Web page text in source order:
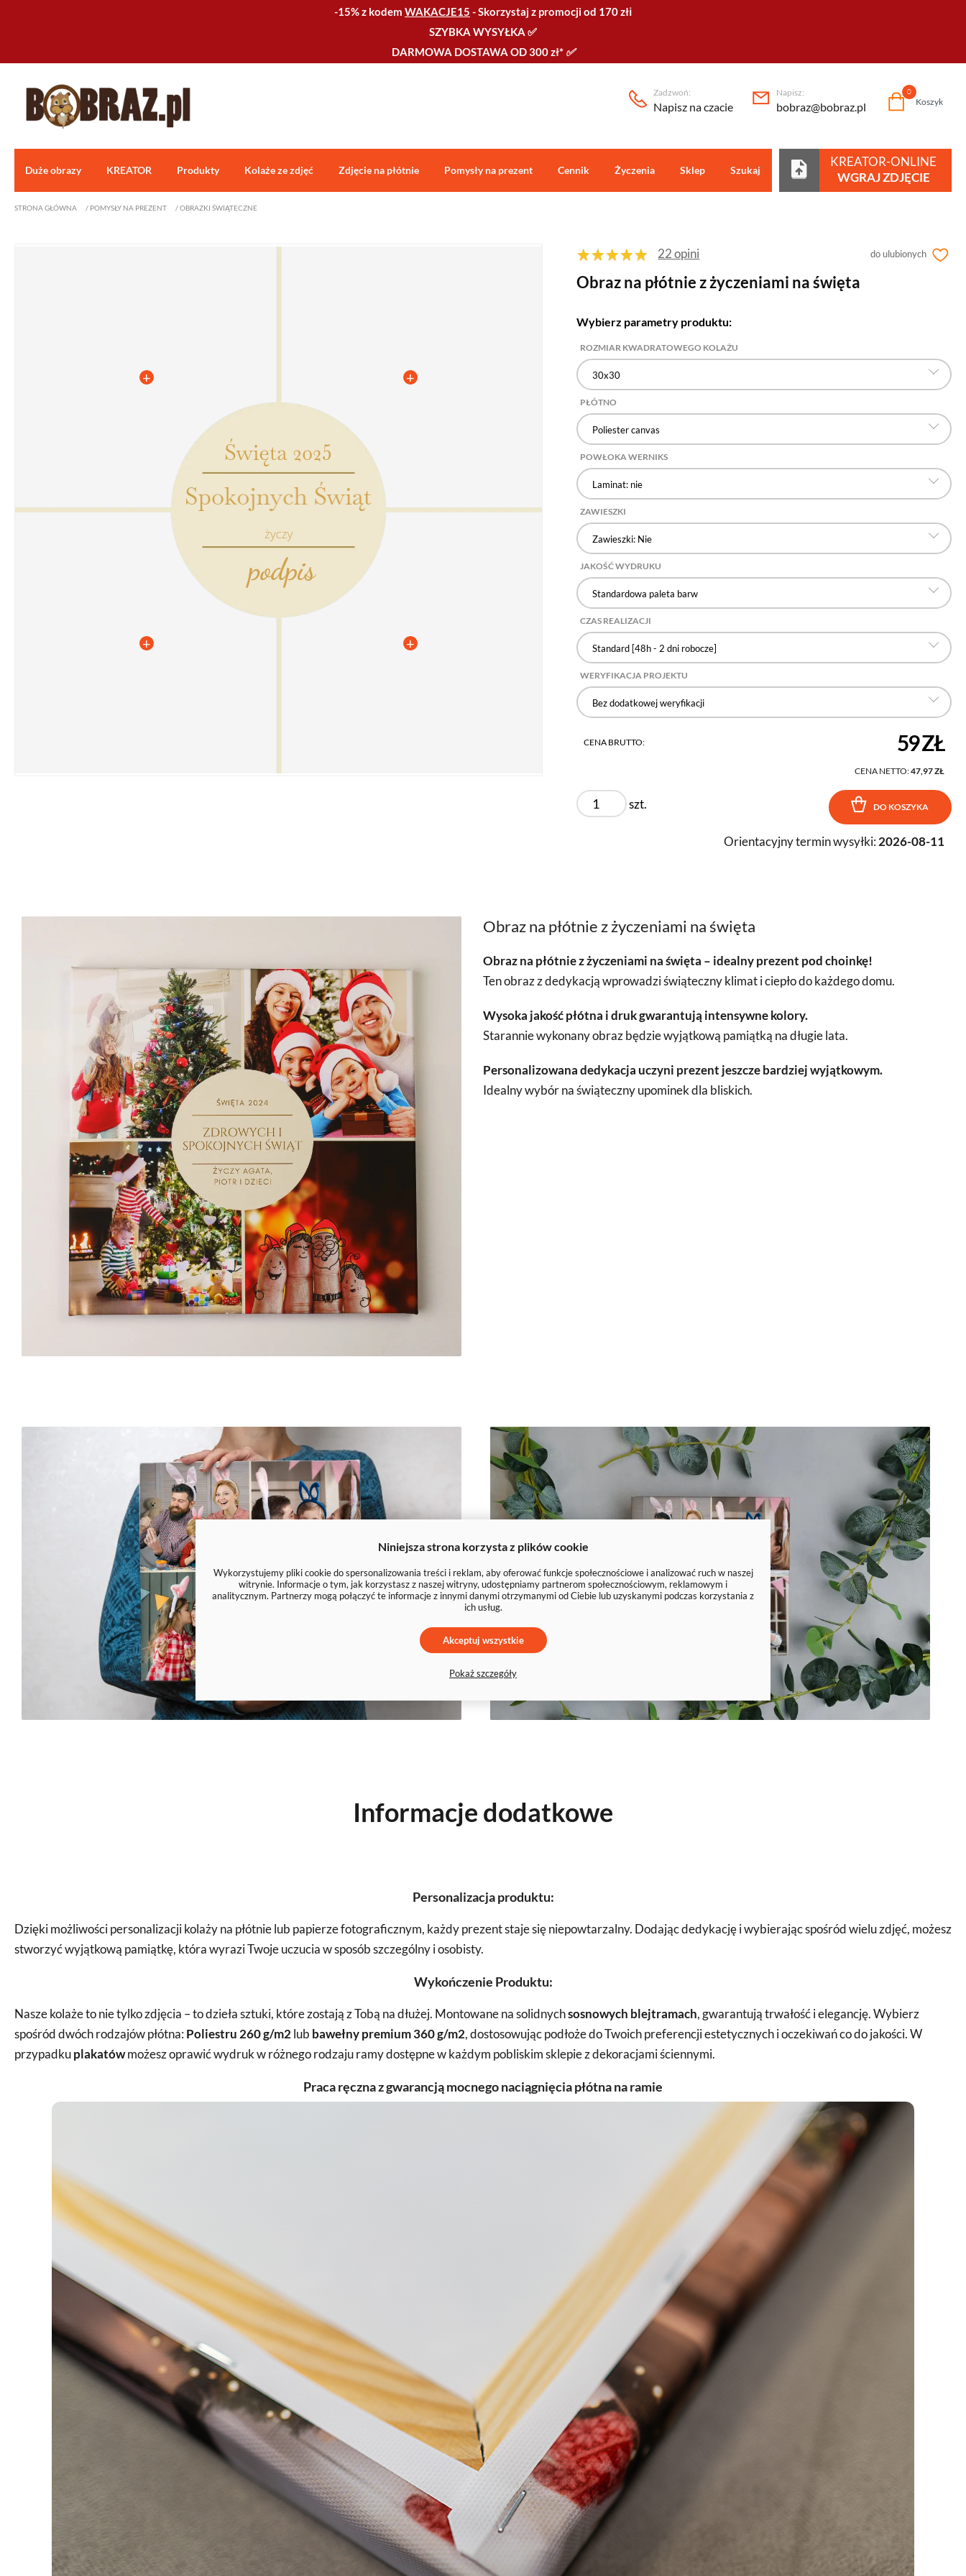
-15% z kodem WAKACJE15 -Skorzystaj z promocji od 170 złℹ️
SZYBKA WYSYŁKA ✅
DARMOWA DOSTAWA OD 300 zł* ✅
Zadzwoń:
Napisz na czacie
Napisz:
bobraz@bobraz.pl Koszyk
0
Duże obrazy KREATOR Produkty Kolaże ze zdjęć Zdjęcie na płótnie Pomysły na prezent Cennik Życzenia Sklep Szukaj Centrum pomocy
KREATOR-ONLINE
WGRAJ ZDJĘCIE
STRONA GŁÓWNA / POMYSŁY NA PREZENT /OBRAZKI ŚWIĄTECZNE
do ulubionych
22 opini
Obraz na płótnie z życzeniami na święta
Wybierz parametry produktu:
ROZMIAR KWADRATOWEGO KOLAŻU
30x30
PŁÓTNO
Poliester canvas
POWŁOKA WERNIKS
Laminat: nie
ZAWIESZKI
Zawieszki: Nie
JAKOŚĆ WYDRUKU
Standardowa paleta barw
CZAS REALIZACJI
Standard [48h - 2 dni robocze]
WERYFIKACJA PROJEKTU
Bez dodatkowej weryfikacji
CENA BRUTTO: 59 ZŁ
CENA NETTO:47,97 ZŁ
szt. DO KOSZYKA
Orientacyjny termin wysyłki: 2026-08-11
Obraz na płótnie z życzeniami na święta
Obraz na płótnie z życzeniami na święta – idealny prezent pod choinkę!
Ten obraz z dedykacją wprowadzi świąteczny klimat i ciepło do każdego domu.
Wysoka jakość płótna i druk gwarantują intensywne kolory.
Starannie wykonany obraz będzie wyjątkową pamiątką na długie lata.
Personalizowana dedykacja uczyni prezent jeszcze bardziej wyjątkowym.
Idealny wybór na świąteczny upominek dla bliskich.
Informacje dodatkowe
Personalizacja produktu:
Dzięki możliwości personalizacji kolaży na płótnie lub papierze fotograficznym, każdy prezent staje się niepowtarzalny. Dodając dedykację i wybierając spośród wielu zdjęć, możesz
stworzyć wyjątkową pamiątkę, która wyrazi Twoje uczucia w sposób szczególny i osobisty.
Wykończenie Produktu:
Nasze kolaże to nie tylko zdjęcia – to dzieła sztuki, które zostają z Tobą na dłużej. Montowane na solidnychsosnowych blejtramach, gwarantują trwałość i elegancję. Wybierz
spośród dwóch rodzajów płótna: Poliestru 260 g/m2lub bawełny premium 360 g/m2, dostosowując podłoże do Twoich preferencji estetycznych i oczekiwań co do jakości. W
przypadkuplakatówmożesz oprawić wydruk w różnego rodzaju ramy dostępne w każdym pobliskim sklepie z dekoracjami ściennymi.
Praca ręczna z gwarancją mocnego naciągnięcia płótna na ramie
Niniejsza strona korzysta z plików cookie
Wykorzystujemy pliki cookie do spersonalizowania treści i reklam, aby oferować funkcje społecznościowe i analizować ruch w naszej
witrynie. Informacje o tym, jak korzystasz z naszej witryny, udostępniamy partnerom społecznościowym, reklamowym i
analitycznym. Partnerzy mogą połączyć te informacje z innymi danymi otrzymanymi od Ciebie lub uzyskanymi podczas korzystania z
ich usług.
Akceptuj wszystkie
Pokaż szczegóły